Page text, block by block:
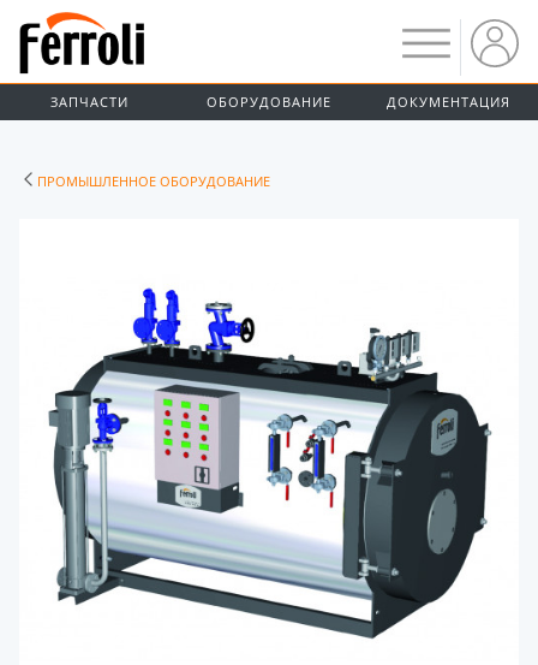
ЗАПЧАСТИ ОБОРУДОВАНИЕ ДОКУМЕНТАЦИЯ
ПРОМЫШЛЕННОЕ ОБОРУДОВАНИЕ